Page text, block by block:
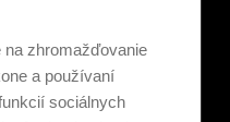
poradenstvo
zhromažďovanie
a používaní
sociálnych